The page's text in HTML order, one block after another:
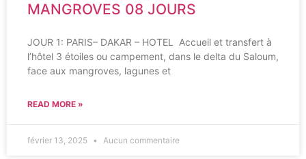
MANGROVES 08 JOURS
JOUR 1: PARIS– DAKAR – HOTEL Accueil et transfert à
l’hôtel 3 étoiles ou campement, dans le delta du Saloum,
face aux mangroves, lagunes et
READ MORE »
février 13, 2025 Aucun commentaire